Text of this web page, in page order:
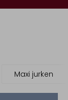
Maxi jurken